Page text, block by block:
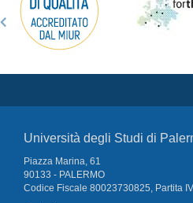
Università degli Studi di
Piazza Marina, 61
90133 - PALERMO
Codice Fiscale 80023730825, Partita